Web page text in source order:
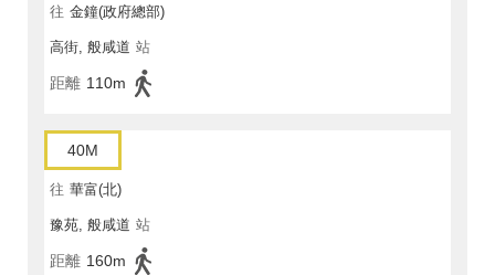
往 金鐘(政府總部)
高街, 般咸道 站
距離 110m
40M
往 華富(北)
豫苑, 般咸道 站
距離 160m